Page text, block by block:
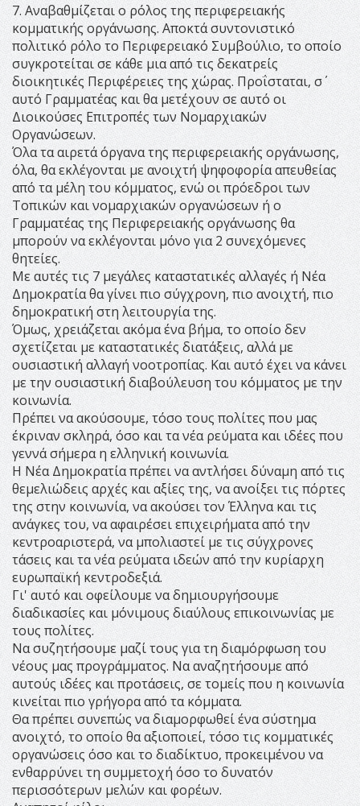
7. Αναβαθμίζεται ο ρόλος της περιφερειακής
κομματικής οργάνωσης. Αποκτά συντονιστικό
πολιτικό ρόλο το Περιφερειακό Συμβούλιο, το οποίο
συγκροτείται σε κάθε μια από τις δεκατρείς
διοικητικές Περιφέρειες της χώρας. Προΐσταται, σ΄
αυτό Γραμματέας και θα μετέχουν σε αυτό οι
Διοικούσες Επιτροπές των Νομαρχιακών
Οργανώσεων.
Όλα τα αιρετά όργανα της περιφερειακής οργάνωσης,
όλα, θα εκλέγονται με ανοιχτή ψηφοφορία απευθείας
από τα μέλη του κόμματος, ενώ οι πρόεδροι των
Τοπικών και νομαρχιακών οργανώσεων ή ο
Γραμματέας της Περιφερειακής οργάνωσης θα
μπορούν να εκλέγονται μόνο για 2 συνεχόμενες
θητείες.
Με αυτές τις 7 μεγάλες καταστατικές αλλαγές ή Νέα
Δημοκρατία θα γίνει πιο σύγχρονη, πιο ανοιχτή, πιο
δημοκρατική στη λειτουργία της.
Όμως, χρειάζεται ακόμα ένα βήμα, το οποίο δεν
σχετίζεται με καταστατικές διατάξεις, αλλά με
ουσιαστική αλλαγή νοοτροπίας. Και αυτό έχει να κάνει
με την ουσιαστική διαβούλευση του κόμματος με την
κοινωνία.
Πρέπει να ακούσουμε, τόσο τους πολίτες που μας
έκριναν σκληρά, όσο και τα νέα ρεύματα και ιδέες που
γεννά σήμερα η ελληνική κοινωνία.
Η Νέα Δημοκρατία πρέπει να αντλήσει δύναμη από τις
θεμελιώδεις αρχές και αξίες της, να ανοίξει τις πόρτες
της στην κοινωνία, να ακούσει τον Έλληνα και τις
ανάγκες του, να αφαιρέσει επιχειρήματα από την
κεντροαριστερά, να μπολιαστεί με τις σύγχρονες
τάσεις και τα νέα ρεύματα ιδεών από την κυρίαρχη
ευρωπαϊκή κεντροδεξιά.
Γι' αυτό και οφείλουμε να δημιουργήσουμε
διαδικασίες και μόνιμους διαύλους επικοινωνίας με
τους πολίτες.
Να συζητήσουμε μαζί τους για τη διαμόρφωση του
νέους μας προγράμματος. Να αναζητήσουμε από
αυτούς ιδέες και προτάσεις, σε τομείς που η κοινωνία
κινείται πιο γρήγορα από τα κόμματα.
Θα πρέπει συνεπώς να διαμορφωθεί ένα σύστημα
ανοιχτό, το οποίο θα αξιοποιεί, τόσο τις κομματικές
οργανώσεις όσο και το διαδίκτυο, προκειμένου να
ενθαρρύνει τη συμμετοχή όσο το δυνατόν
περισσότερων μελών και φορέων.